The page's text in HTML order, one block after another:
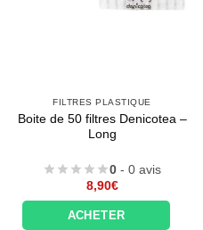
FILTRES PLASTIQUE
Boite de 50 filtres Denicotea –
Long
0 - 0 avis
8,90€
ACHETER